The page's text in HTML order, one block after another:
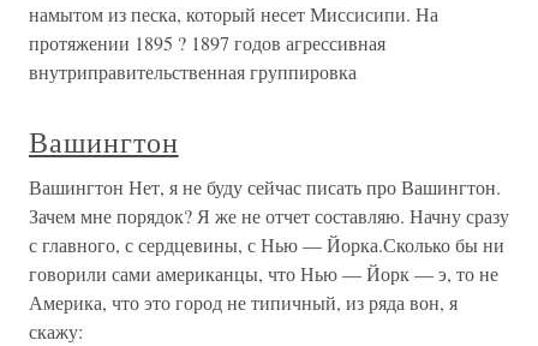
намытом из песка, который несет Миссисипи. На
протяжении 1895 ? 1897 годов агрессивная
внутриправительственная группировка
Вашингтон
Вашингтон Нет, я не буду сейчас писать про Вашингтон.
Зачем мне порядок? Я же не отчет составляю. Начну сразу
с главного, с сердцевины, с Нью — Йорка.Сколько бы ни
говорили сами американцы, что Нью — Йорк — э, то не
Америка, что это город не типичный, из ряда вон, я
скажу: